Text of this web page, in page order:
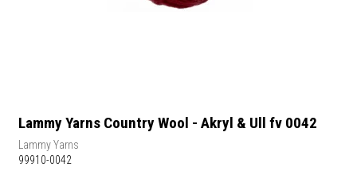
Lammy Yarns Country Wool - Akryl & Ull fv 0042
Lammy Yarns
99910-0042